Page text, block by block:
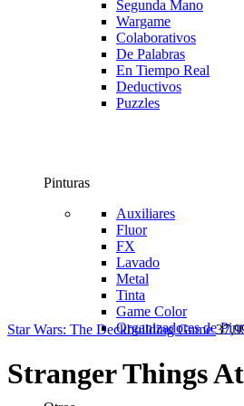
Segunda Mano
Wargame
Colaborativos
De Palabras
En Tiempo Real
Deductivos
Puzzles
Pinturas
Auxiliares
Fluor
FX
Lavado
Metal
Tinta
Game Color
Organizadores de
Star Wars: The Deckbuilding Game
Stranger Things